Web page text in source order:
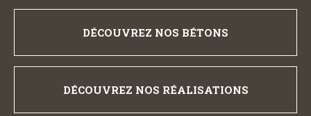
DÉCOUVREZ NOS BÉTONS
DÉCOUVREZ NOS RÉALISATIONS